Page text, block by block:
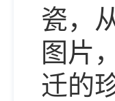
瓷，
图片
迁的